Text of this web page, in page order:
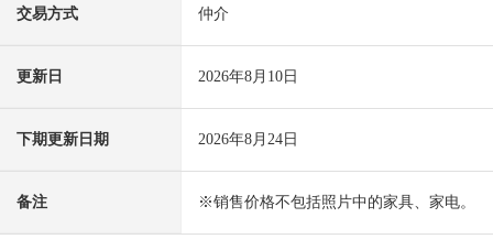
交易方式 仲介
更新日 2026年8月10日
下期更新日期 2026年8月24日
备注 ※销售价格不包括照片中的家具、家电。